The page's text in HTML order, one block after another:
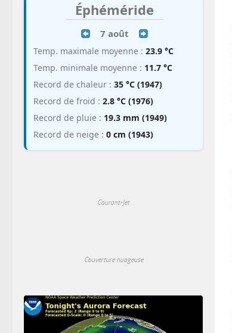
Éphéméride
7 août
Temp. maximale moyenne : 23.9 °C
Temp. minimale moyenne : 11.7 °C
Record de chaleur : 35 °C (1947)
Record de froid : 2.8 °C (1976)
Record de pluie : 19.3 mm (1949)
Record de neige : 0 cm (1943)
Courant-Jet
Couverture nuageuse